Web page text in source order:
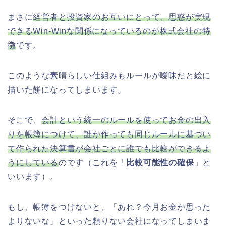
まさに経営者と投資家のお互いにとって、思惑が実現
できるWin-Winな関係になっているのが株式会社の特
徴です。
このような素晴らしい仕組みもルールが曖昧だと絵に
描いた餅になってしまいます。
そこで、会計という統一のルールを使ってお金の出入
りを帳簿につけて、誰が作っても同じルールに基づい
て作られた決算書が会社ごとに誰でも比較ができるよ
うにしているのです（これを「 比較可能性の確保 」と
いいます）。
もし、帳簿をつけないと、「あれ？今月お金が思った
よりないな」といった頼りない会社になってしまいま